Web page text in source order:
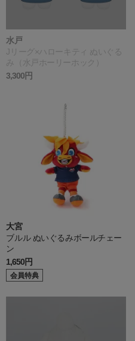
水戸
Jリーグ×ハローキティ ぬいぐる
み（水戸ホーリーホック）
3,300円
大宮
ブルル ぬいぐるみボールチェー
ン
1,650円
会員特典